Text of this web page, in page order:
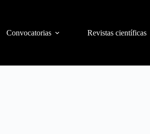
Convocatorias Revistas científicas